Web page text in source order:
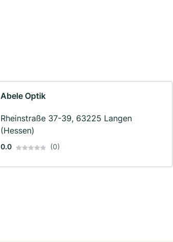
Abele Optik
Rheinstraße 37-39, 63225 Langen
(Hessen)
0.0 (0)